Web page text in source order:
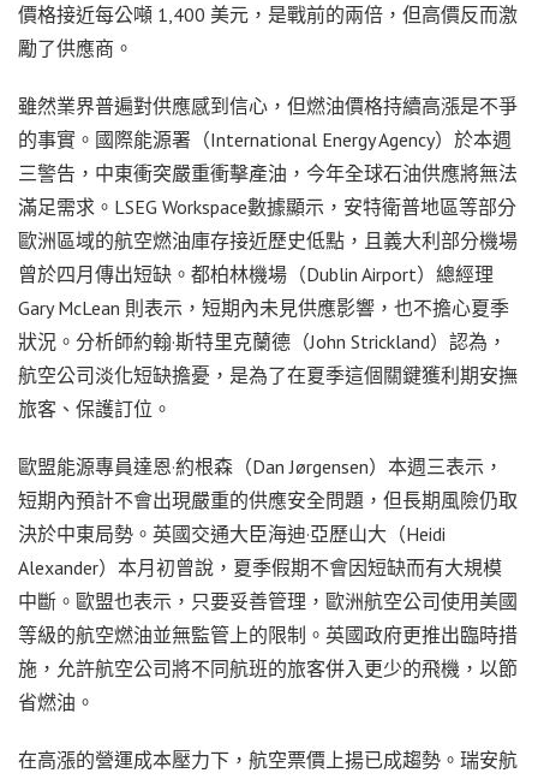
價格接近每公噸 1,400 美元，是戰前的兩倍，但高價反而激
勵了供應商。
雖然業界普遍對供應感到信心，但燃油價格持續高漲是不爭
的事實。國際能源署（International Energy Agency）於本週
三警告，中東衝突嚴重衝擊產油，今年全球石油供應將無法
滿足需求。LSEG Workspace數據顯示，安特衛普地區等部分
歐洲區域的航空燃油庫存接近歷史低點，且義大利部分機場
曾於四月傳出短缺。都柏林機場（Dublin Airport）總經理
Gary McLean 則表示，短期內未見供應影響，也不擔心夏季
狀況。分析師約翰·斯特里克蘭德（John Strickland）認為，
航空公司淡化短缺擔憂，是為了在夏季這個關鍵獲利期安撫
旅客、保護訂位。
歐盟能源專員達恩·約根森（Dan Jørgensen）本週三表示，
短期內預計不會出現嚴重的供應安全問題，但長期風險仍取
決於中東局勢。英國交通大臣海迪·亞歷山大（Heidi
Alexander）本月初曾說，夏季假期不會因短缺而有大規模
中斷。歐盟也表示，只要妥善管理，歐洲航空公司使用美國
等級的航空燃油並無監管上的限制。英國政府更推出臨時措
施，允許航空公司將不同航班的旅客併入更少的飛機，以節
省燃油。
在高漲的營運成本壓力下，航空票價上揚已成趨勢。瑞安航